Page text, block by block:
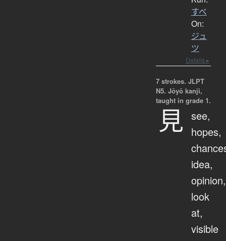
すべ
On:
ジュ
ツ
Details ▸
7 strokes. JLPT
N5. Jōyō kanji,
taught in grade 1.
見 see,
hopes,
idea,
opinion,
look
at,
visible